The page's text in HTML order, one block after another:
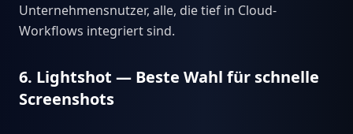
Unternehmensnutzer, alle, die tief in Cloud-
Workflows integriert sind.
6. Lightshot — Beste Wahl für schnelle
Screenshots